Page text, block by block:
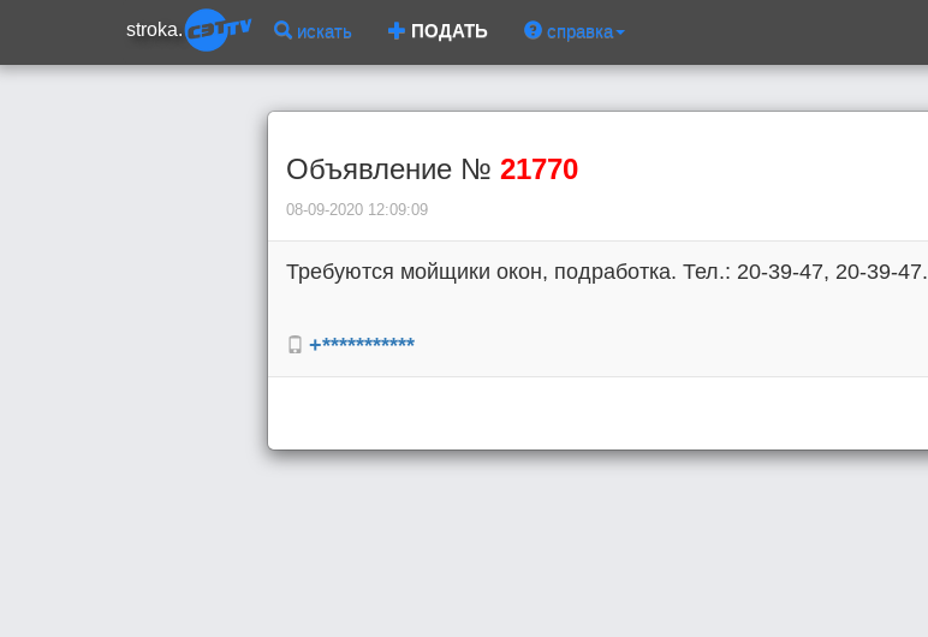
stroka. искать ПОДАТЬ справка
Объявление № 21770
08-09-2020 12:09:09
Требуются мойщики окон, подработка. Тел.: 20-39-47, 20-39-47.
+***********